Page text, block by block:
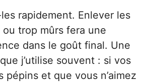
rapidement. Enlever les
ou trop mûrs fera une
dans le goût final. Une
j’utilise souvent : si vos
pépins et que vous n’aimez